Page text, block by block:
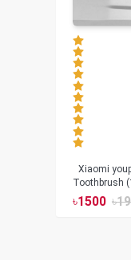
Toothbrush
৳1500 ৳